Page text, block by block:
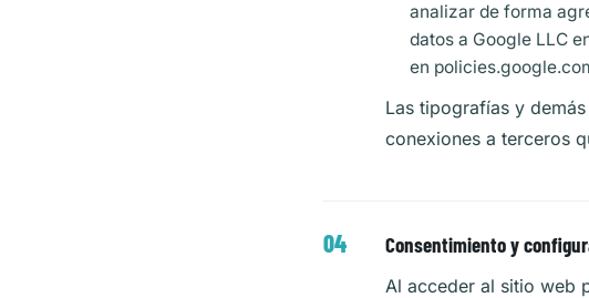
analizar de forma
datos a Google LLC
en
Las tipografías y
conexiones a terceros
Consentimiento y
Al acceder al sitio web